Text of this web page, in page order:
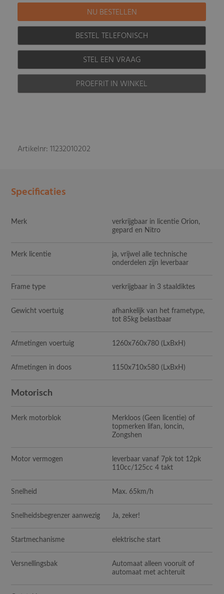
BESTEL TELEFONISCH
STEL EEN VRAAG
PROEFRIT IN WINKEL
Artikelnr: 11232010202
Specificaties
Merk
verkrijgbaar in licentie Orion,
gepard en Nitro
Merk licentie
ja, vrijwel alle technische
onderdelen zijn leverbaar
Frame type verkrijgbaar in 3 staaldiktes
Gewicht voertuig
afhankelijk van het frametype,
tot 85kg belastbaar
Afmetingen voertuig 1260x760x780 (LxBxH)
Afmetingen in doos 1150x710x580 (LxBxH)
Motorisch
Merk motorblok
Merkloos (Geen licentie) of
topmerken lifan, loncin,
Zongshen
Motor vermogen
leverbaar vanaf 7pk tot 12pk
110cc/125cc 4 takt
Snelheid Max. 65km/h
Snelheidsbegrenzer aanwezig Ja, zeker!
Startmechanisme elektrische start
Versnellingsbak
Automaat alleen vooruit of
automaat met achteruit